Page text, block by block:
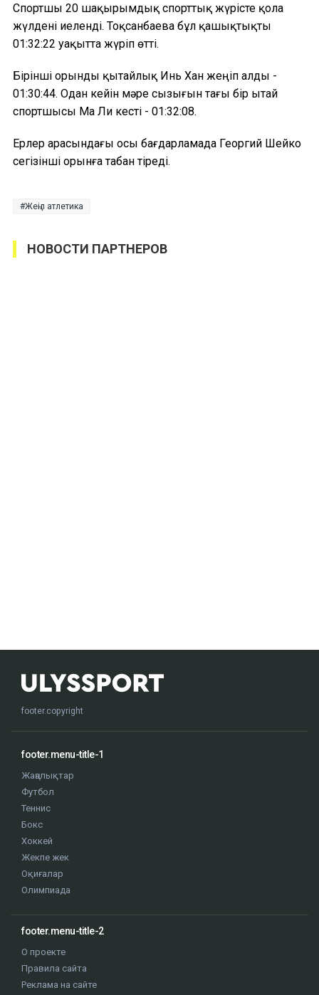
Спортшы 20 шақырымдық спорттық жүрісте қола
жүлдені иеленді. Тоқсанбаева бұл қашықтықты
01:32:22 уақытта жүріп өтті.
Бірінші орынды қытайлық Инь Хан жеңіп алды -
01:30:44. Одан кейін мәре сызығын тағы бір Қытай
спортшысы Ма Ли кесті - 01:32:08.
Ерлер арасындағы осы бағдарламада Георгий Шейко
сегізінші орынға табан тіреді.
Жеңіл атлетика
НОВОСТИ ПАРТНЕРОВ
footer.copyright
footer.menu-title-1
Жаңалықтар
Футбол
Теннис
Бокс
Хоккей
Жекпе жек
Оқиғалар
Олимпиада
footer.menu-title-2
О проекте
Правила сайта
Реклама на сайте